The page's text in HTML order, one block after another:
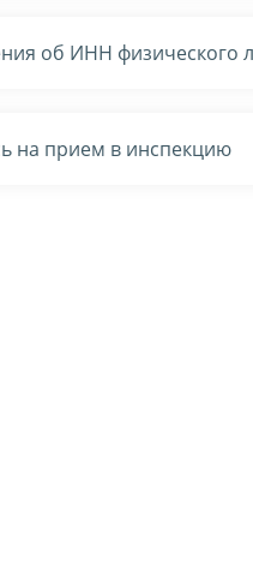
об ИНН физического
на прием в инспекцию